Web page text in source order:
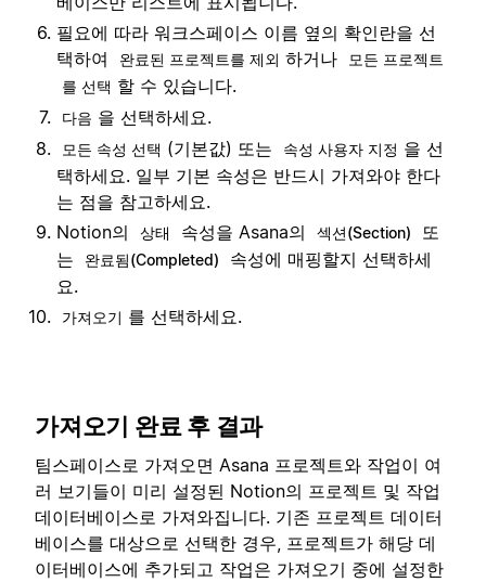
필요에 따라 워크스페이스 이름 옆의 확인란을 선
택하여
완료된 프로젝트를 제외 하거나
모든 프로젝트
를 선택 할 수 있습니다.
다음 을 선택하세요.
모든 속성 선택 (기본값) 또는 속성 사용자 지정 을 선
택하세요. 일부 기본 속성은 반드시 가져와야 한다
는 점을 참고하세요.
Notion의
상태 속성을 Asana의 섹션(Section)
또
는
완료됨(Completed)
속성에 매핑할지 선택하세
요.
가져오기 를 선택하세요.
가져오기 완료 후 결과
팀스페이스로 가져오면 Asana 프로젝트와 작업이 여
러 보기들이 미리 설정된 Notion의 프로젝트 및 작업
데이터베이스로 가져와집니다. 기존 프로젝트 데이터
베이스를 대상으로 선택한 경우, 프로젝트가 해당 데
이터베이스에 추가되고 작업은 가져오기 중에 설정한